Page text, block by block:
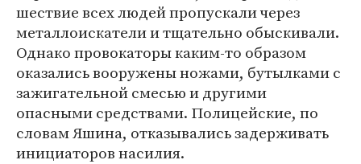
шествие всех людей пропускали через
металлоискатели и тщательно обыскивали.
Однако провокаторы каким-то образом
оказались вооружены ножами, бутылками с
зажигательной смесью и другими
опасными средствами. Полицейские, по
словам Яшина, отказывались задерживать
инициаторов насилия.